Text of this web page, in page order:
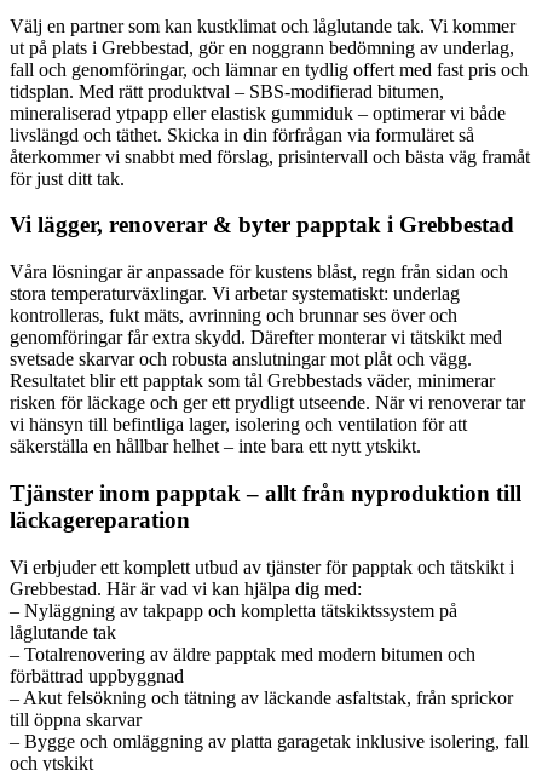
Välj en partner som kan kustklimat och låglutande tak. Vi kommer
ut på plats i Grebbestad, gör en noggrann bedömning av underlag,
fall och genomföringar, och lämnar en tydlig offert med fast pris och
tidsplan. Med rätt produktval – SBS-modifierad bitumen,
mineraliserad ytpapp eller elastisk gummiduk – optimerar vi både
livslängd och täthet. Skicka in din förfrågan via formuläret så
återkommer vi snabbt med förslag, prisintervall och bästa väg framåt
för just ditt tak.
Vi lägger, renoverar & byter papptak i Grebbestad
Våra lösningar är anpassade för kustens blåst, regn från sidan och
stora temperaturväxlingar. Vi arbetar systematiskt: underlag
kontrolleras, fukt mäts, avrinning och brunnar ses över och
genomföringar får extra skydd. Därefter monterar vi tätskikt med
svetsade skarvar och robusta anslutningar mot plåt och vägg.
Resultatet blir ett papptak som tål Grebbestads väder, minimerar
risken för läckage och ger ett prydligt utseende. När vi renoverar tar
vi hänsyn till befintliga lager, isolering och ventilation för att
säkerställa en hållbar helhet – inte bara ett nytt ytskikt.
Tjänster inom papptak – allt från nyproduktion till
läckagereparation
Vi erbjuder ett komplett utbud av tjänster för papptak och tätskikt i
Grebbestad. Här är vad vi kan hjälpa dig med:
– Nyläggning av takpapp och kompletta tätskiktssystem på
låglutande tak
– Totalrenovering av äldre papptak med modern bitumen och
förbättrad uppbyggnad
– Akut felsökning och tätning av läckande asfaltstak, från sprickor
till öppna skarvar
– Bygge och omläggning av platta garagetak inklusive isolering, fall
och ytskikt